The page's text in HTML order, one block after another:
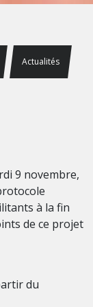
Actualités
9 novembre,
à la fin
de ce projet
du